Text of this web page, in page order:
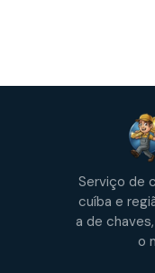
Serviço de
cuíba e
a de
o